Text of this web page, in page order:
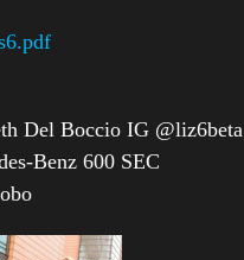
Del Boccio IG @liz6beta
Benz 600 SEC